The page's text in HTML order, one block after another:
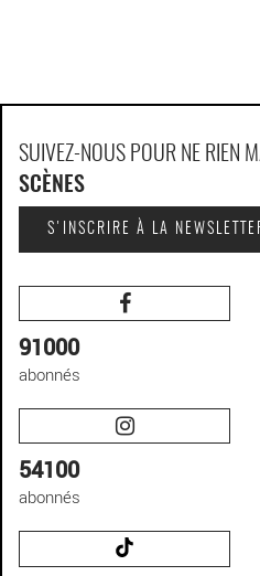
SUIVEZ-NOUS POUR NE RIEN
SCÈNES
S'INSCRIRE À LA
91000
abonnés
54100
abonnés